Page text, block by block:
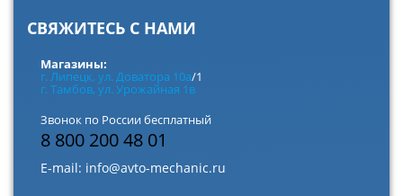
СВЯЖИТЕСЬ С НАМИ
Магазины:
г. Липецк, ул. Доватора 10а/1
г. Тамбов, ул. Урожайная 1в
Звонок по России бесплатный
8 800 200 48 01
E-mail: info@avto-mechanic.ru